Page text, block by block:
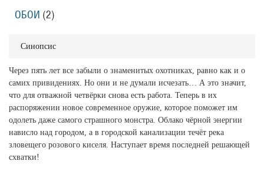
Синопсис
Через пять лет все забыли о знаменитых охотниках, равно как и о
самих привидениях. Но они и не думали исчезать… А это значит,
что для отважной четвёрки снова есть работа. Теперь в их
распоряжении новое современное оружие, которое поможет им
одолеть даже самого страшного монстра. Облако чёрной энергии
нависло над городом, а в городской канализации течёт река
зловещего розового киселя. Наступает время последней решающей
схватки!
ОБОИ (2)